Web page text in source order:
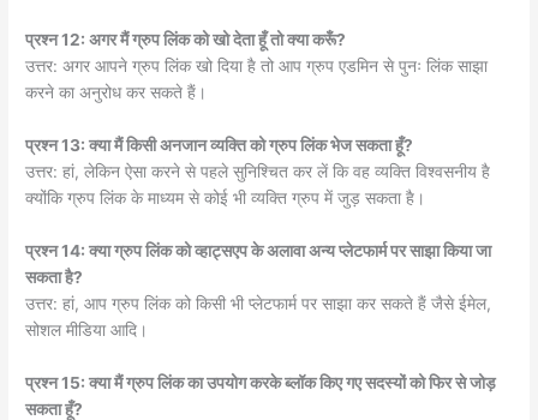
प्रश्न 12: अगर मैं ग्रुप लिंक को खो देता हूँ तो क्या करूँ?
उत्तर: अगर आपने ग्रुप लिंक खो दिया है तो आप ग्रुप एडमिन से पुनः लिंक साझा
करने का अनुरोध कर सकते हैं।
प्रश्न 13: क्या मैं किसी अनजान व्यक्ति को ग्रुप लिंक भेज सकता हूँ?
उत्तर: हां, लेकिन ऐसा करने से पहले सुनिश्चित कर लें कि वह व्यक्ति विश्वसनीय है
क्योंकि ग्रुप लिंक के माध्यम से कोई भी व्यक्ति ग्रुप में जुड़ सकता है।
प्रश्न 14: क्या ग्रुप लिंक को व्हाट्सएप के अलावा अन्य प्लेटफार्म पर साझा किया जा
सकता है?
उत्तर: हां, आप ग्रुप लिंक को किसी भी प्लेटफार्म पर साझा कर सकते हैं जैसे ईमेल,
सोशल मीडिया आदि।
प्रश्न 15: क्या मैं ग्रुप लिंक का उपयोग करके ब्लॉक किए गए सदस्यों को फिर से जोड़
सकता हूँ?